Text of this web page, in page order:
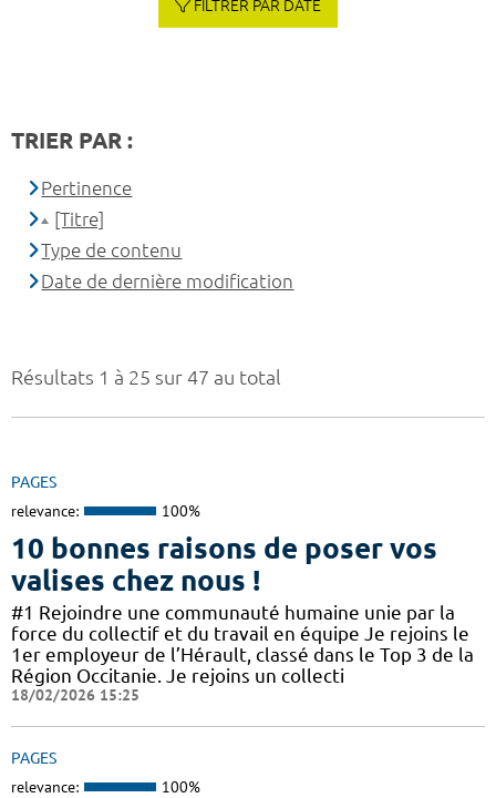
Résultats 1 à 25 sur 47 au total
PAGES
relevance: 100%
10 bonnes raisons de poser vos
valises chez nous !
#1 Rejoindre une communauté humaine unie par la
force du collectif et du travail en équipe Je rejoins le
1er employeur de l’Hérault, classé dans le Top 3 de la
Région Occitanie. Je rejoins un collecti
18/02/2026 15:25
PAGES
relevance: 100%
FILTRER PAR DATE
TRIER PAR :
Pertinence
[Titre]
Type de contenu
Date de dernière modification